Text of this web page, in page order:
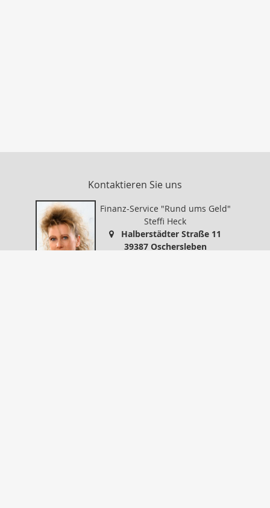
Kontaktieren Sie uns
Finanz-Service "Rund ums Geld"
Steffi Heck
Halberstädter Straße 11
39387 Oschersleben